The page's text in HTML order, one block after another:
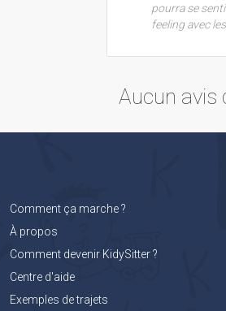
pourra se
feeling avec
Aucun avis
Comment ça marche ?
À propos
Comment devenir KidySitter ?
Centre d'aide
Exemples de trajets